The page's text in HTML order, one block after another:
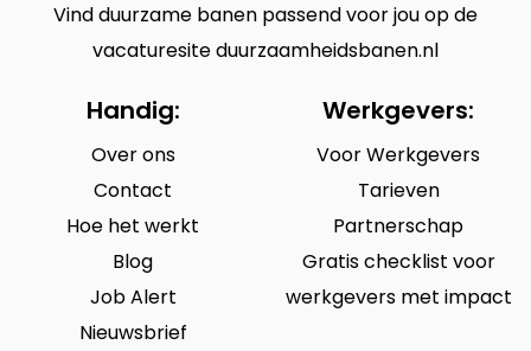
Vind duurzame banen passend voor jou op de
vacaturesite duurzaamheidsbanen.nl
Handig:
Over ons
Contact
Hoe het werkt
Blog
Job Alert
Nieuwsbrief
Werkgevers:
Voor Werkgevers
Tarieven
Partnerschap
Gratis checklist voor
werkgevers met impact